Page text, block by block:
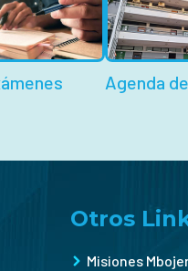
Agenda
Otros
Misiones